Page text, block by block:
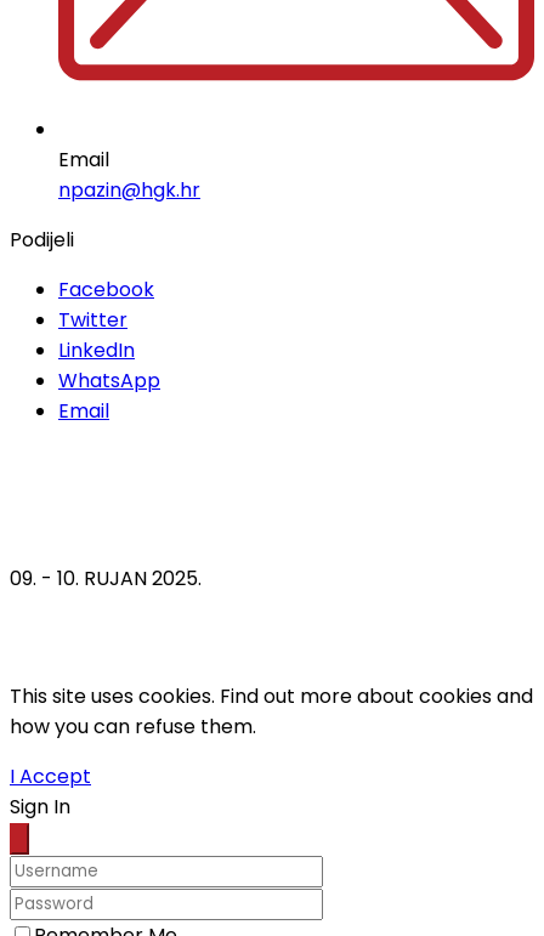
Email
npazin@hgk.hr
Podijeli
Facebook
Twitter
LinkedIn
WhatsApp
Email
09. - 10. RUJAN 2025.
This site uses cookies. Find out more about cookies and
how you can refuse them.
I Accept
Sign In